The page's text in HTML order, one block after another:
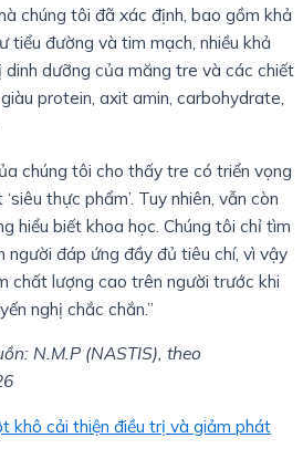
chúng tôi đã xác định, bao gồm khả
tiểu đường và tim mạch, nhiều khả
dưỡng của măng tre và các chiết
protein, axit amin, carbohydrate,
chúng tôi cho thấy tre có triển vọng
thực phẩm’. Tuy nhiên, vẫn còn
hiểu biết khoa học. Chúng tôi chỉ tìm
người đáp ứng đầy đủ tiêu chí, vì vậy
chất lượng cao trên người trước khi
nghị chắc chắn.”
(NASTIS), theo
khô cải thiện điều trị và giảm phát